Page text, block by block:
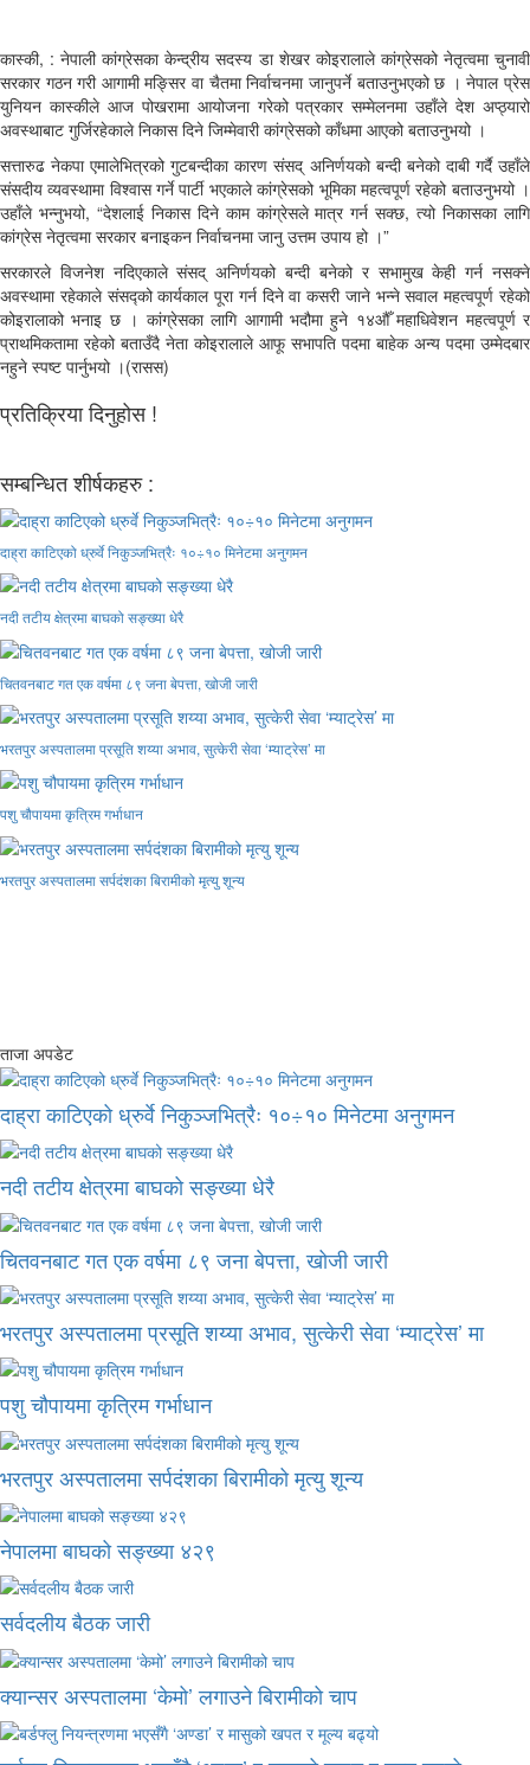
कास्की, : नेपाली कांग्रेसका केन्द्रीय सदस्य डा शेखर कोइरालाले कांग्रेसको नेतृत्वमा चुनावी
सरकार गठन गरी आगामी मङ्सिर वा चैतमा निर्वाचनमा जानुपर्ने बताउनुभएको छ । नेपाल प्रेस
युनियन कास्कीले आज पोखरामा आयोजना गरेको पत्रकार सम्मेलनमा उहाँले देश अप्ठ्यारो
अवस्थाबाट गुर्जिरहेकाले निकास दिने जिम्मेवारी कांग्रेसको काँधमा आएको बताउनुभयो ।
सत्तारुढ नेकपा एमालेभित्रको गुटबन्दीका कारण संसद् अनिर्णयको बन्दी बनेको दाबी गर्दै उहाँले
संसदीय व्यवस्थामा विश्वास गर्ने पार्टी भएकाले कांग्रेसको भूमिका महत्वपूर्ण रहेको बताउनुभयो ।
उहाँले भन्नुभयो, “देशलाई निकास दिने काम कांग्रेसले मात्र गर्न सक्छ, त्यो निकासका लागि
कांग्रेस नेतृत्वमा सरकार बनाइकन निर्वाचनमा जानु उत्तम उपाय हो ।”
सरकारले विजनेश नदिएकाले संसद् अनिर्णयको बन्दी बनेको र सभामुख केही गर्न नसक्ने
अवस्थामा रहेकाले संसद्को कार्यकाल पूरा गर्न दिने वा कसरी जाने भन्ने सवाल महत्वपूर्ण रहेको
कोइरालाको भनाइ छ । कांग्रेसका लागि आगामी भदौमा हुने १४औँ महाधिवेशन महत्वपूर्ण र
प्राथमिकतामा रहेको बताउँदै नेता कोइरालाले आफू सभापति पदमा बाहेक अन्य पदमा उम्मेदबार
नहुने स्पष्ट पार्नुभयो ।(रासस)
प्रतिक्रिया दिनुहोस !
सम्बन्धित शीर्षकहरु :
दाह्रा काटिएको ध्रुर्वे निकुञ्जभित्रैः १०÷१० मिनेटमा अनुगमन
नदी तटीय क्षेत्रमा बाघको सङ्ख्या धेरै
चितवनबाट गत एक वर्षमा ८९ जना बेपत्ता, खोजी जारी
भरतपुर अस्पतालमा प्रसूति शय्या अभाव, सुत्केरी सेवा ‘म्याट्रेस’ मा
पशु चौपायमा कृत्रिम गर्भाधान
भरतपुर अस्पतालमा सर्पदंशका बिरामीको मृत्यु शून्य
ताजा अपडेट
दाह्रा काटिएको ध्रुर्वे निकुञ्जभित्रैः १०÷१० मिनेटमा अनुगमन
नदी तटीय क्षेत्रमा बाघको सङ्ख्या धेरै
चितवनबाट गत एक वर्षमा ८९ जना बेपत्ता, खोजी जारी
भरतपुर अस्पतालमा प्रसूति शय्या अभाव, सुत्केरी सेवा ‘म्याट्रेस’ मा
पशु चौपायमा कृत्रिम गर्भाधान
भरतपुर अस्पतालमा सर्पदंशका बिरामीको मृत्यु शून्य
नेपालमा बाघको सङ्ख्या ४२९
सर्वदलीय बैठक जारी
क्यान्सर अस्पतालमा ‘केमो’ लगाउने बिरामीको चाप